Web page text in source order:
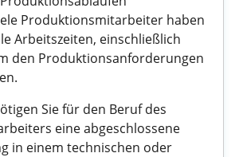
Produktionsmitarbeiter haben
Arbeitszeiten, einschließlich
den Produktionsanforderungen
Sie für den Beruf des
eine abgeschlossene
in einem technischen oder